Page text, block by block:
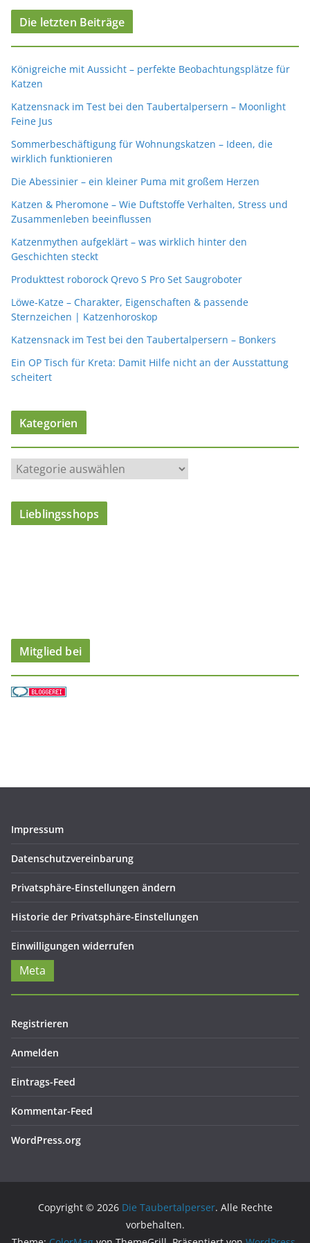
Die letzten Beiträge
Königreiche mit Aussicht – perfekte Beobachtungsplätze für
Katzen
Katzensnack im Test bei den Taubertalpersern – Moonlight
Feine Jus
Sommerbeschäftigung für Wohnungskatzen – Ideen, die
wirklich funktionieren
Die Abessinier – ein kleiner Puma mit großem Herzen
Katzen & Pheromone – Wie Duftstoffe Verhalten, Stress und
Zusammenleben beeinflussen
Katzenmythen aufgeklärt – was wirklich hinter den
Geschichten steckt
Produkttest roborock Qrevo S Pro Set Saugroboter
Löwe-Katze – Charakter, Eigenschaften & passende
Sternzeichen | Katzenhoroskop
Katzensnack im Test bei den Taubertalpersern – Bonkers
Ein OP Tisch für Kreta: Damit Hilfe nicht an der Ausstattung
scheitert
Kategorien
t
Lieblingsshops
Mitglied bei
Impressum
Datenschutzvereinbarung
Privatsphäre-Einstellungen ändern
Historie der Privatsphäre-Einstellungen
Einwilligungen widerrufen
Meta
Registrieren
Anmelden
Eintrags-Feed
Kommentar-Feed
WordPress.org
Copyright © 2026 Die Taubertalperser. Alle Rechte
vorbehalten.